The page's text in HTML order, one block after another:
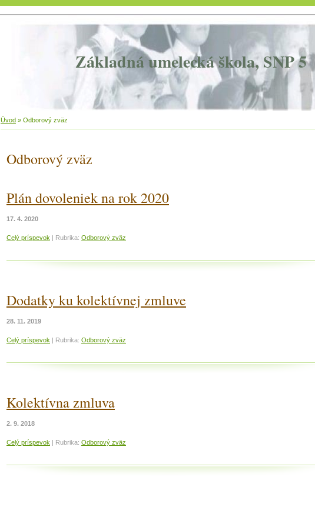
Základná umelecká škola, SNP 5
Úvod » Odborový zväz
Odborový zväz
Plán dovoleniek na rok 2020
17. 4. 2020
Celý príspevok | Rubrika: Odborový zväz
Dodatky ku kolektívnej zmluve
28. 11. 2019
Celý príspevok | Rubrika: Odborový zväz
Kolektívna zmluva
2. 9. 2018
Celý príspevok | Rubrika: Odborový zväz